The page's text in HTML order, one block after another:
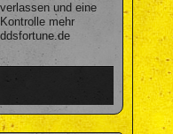
und eine
mehr